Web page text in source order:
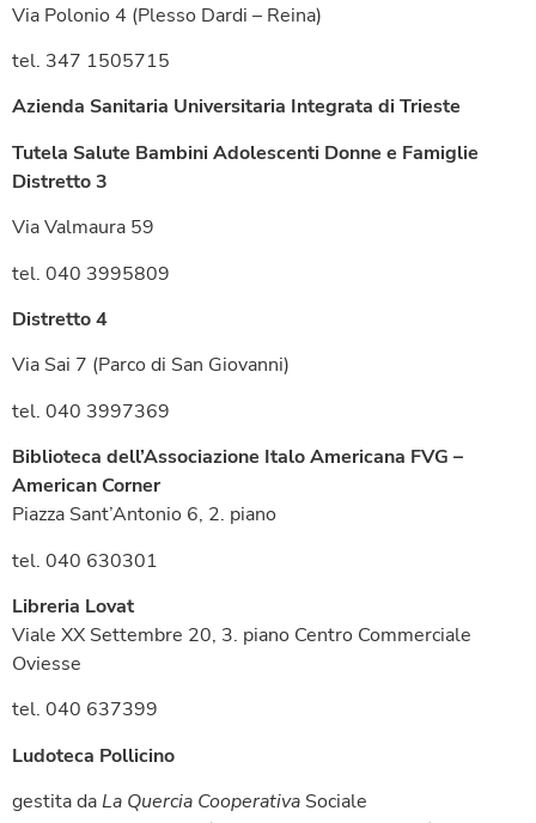
Via Polonio 4 (Plesso Dardi – Reina)
tel. 347 1505715
Azienda Sanitaria Universitaria Integrata di Trieste
Tutela Salute Bambini Adolescenti Donne e Famiglie
Distretto 3
Via Valmaura 59
tel. 040 3995809
Distretto 4
Via Sai 7 (Parco di San Giovanni)
tel. 040 3997369
Biblioteca dell’Associazione Italo Americana FVG –
American Corner
Piazza Sant’Antonio 6, 2. piano
tel. 040 630301
Libreria Lovat
Viale XX Settembre 20, 3. piano Centro Commerciale
Oviesse
tel. 040 637399
Ludoteca Pollicino
gestita daLa Quercia Cooperativa Sociale